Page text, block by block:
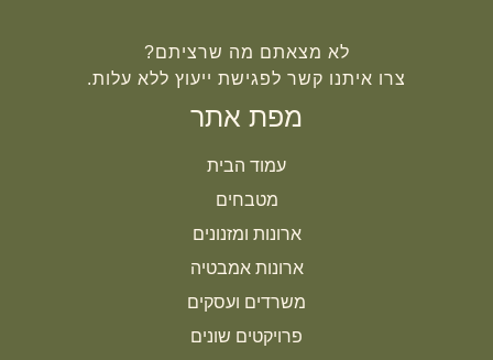
לא מצאתם מה שרציתם?
צרו איתנו קשר לפגישת ייעוץ ללא עלות.
מפת אתר
עמוד הבית
מטבחים
ארונות ומזנונים
ארונות אמבטיה
משרדים ועסקים
פרויקטים שונים